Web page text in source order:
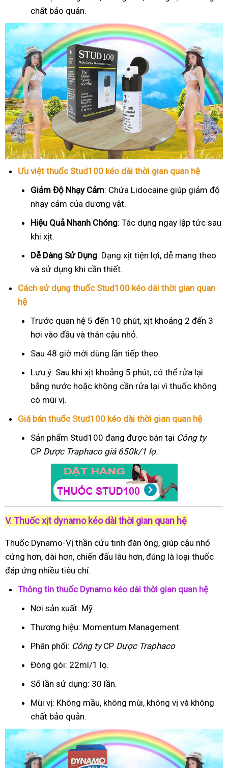
chất bảo quản.
Ưu việt thuốc Stud100 kéo dài thời gian quan hệ
Giảm Độ Nhạy Cảm: Chứa Lidocaine giúp giảm độ
nhạy cảm của dương vật.
Hiệu Quả Nhanh Chóng: Tác dụng ngay lập tức sau
khi xịt.
Dễ Dàng Sử Dụng: Dạng xịt tiện lợi, dễ mang theo
và sử dụng khi cần thiết.
Cách sử dụng thuốc Stud100 kéo dài thời gian quan
hệ
Trước quan hệ 5 đến 10 phút, xịt khoảng 2 đến 3
hơi vào đầu và thân cậu nhỏ.
Sau 48 giờ mới dùng lần tiếp theo.
Lưu ý: Sau khi xịt khoảng 5 phút, có thể rửa lại
bằng nước hoặc không cần rửa lại vì thuốc không
có mùi vị.
Giá bán thuốc Stud100 kéo dài thời gian quan hệ
Sản phẩm Stud100 đang được bán tại Công ty
CP Dược Traphacogiá 650k/1 lọ.
V. Thuốc xịt dynamo kéo dài thời gian quan hệ
Thuốc Dynamo-Vị thần cứu tinh đàn ông, giúp cậu nhỏ
cứng hơn, dài hơn, chiến đấu lâu hơn, đúng là loại thuốc
đáp ứng nhiều tiêu chí.
Thông tin thuốc Dynamo kéo dài thời gian quan hệ
Nơi sản xuất: Mỹ
Thương hiệu: Momentum Management.
Phân phối: Công tyCP Dược Traphaco
Đóng gói: 22ml/1 lọ.
Số lần sử dụng: 30 lần.
Mùi vị: Không mầu, không mùi, không vị và không
chất bảo quản.